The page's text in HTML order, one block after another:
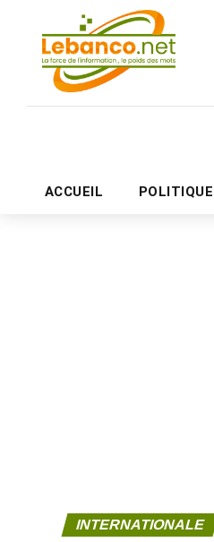
ACCUEIL POLITIQUE
INTERNATIONALE